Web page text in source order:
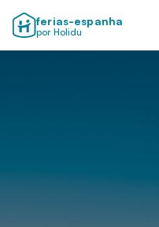
ferias-espanha
por Holidu